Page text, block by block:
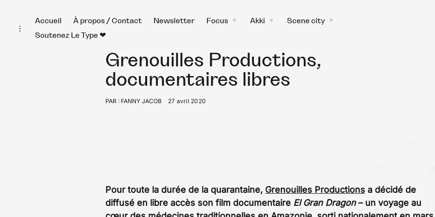
totoggle
open/close
Accueil À propos / Contact Newsletter Focus
toggle
Akki
toggle
Scene city
toggle
Soutenez Le Type ❤︎
Grenouilles Productions,
documentaires libres
PAR : FANNY JACOB 27 avril 2020
Pour toute la durée de la quarantaine, Grenouilles Productions a décidé de
diffusé en libre accès son film documentaire El Gran Dragon– un voyage au